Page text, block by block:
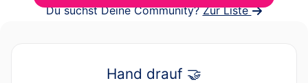
Du suchst Deine Community?Zur Liste
Hand drauf 🤝